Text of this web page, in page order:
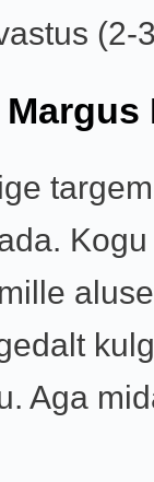
(2-
Aga